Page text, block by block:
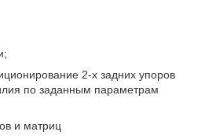
2-х задних упоров
по заданным параметрам
и матриц